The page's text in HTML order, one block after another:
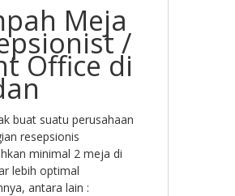
Meja
/
Office di
buat suatu perusahaan
resepsionis
minimal 2 meja di
lebih optimal
antara lain :